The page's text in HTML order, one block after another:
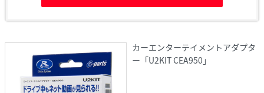
カーエンターテイメントアダプタ
ー「U2KIT CEA950」